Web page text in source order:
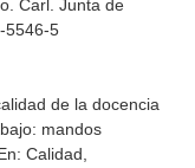
. Carl. Junta de
5546-5
de la docencia
mandos
Calidad,